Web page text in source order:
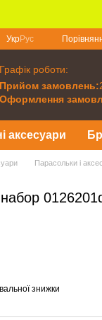
УкрРус
Графік роботи:
Прийом замовлень:
Оформлення
аксесуари
Парасольки і
знижки